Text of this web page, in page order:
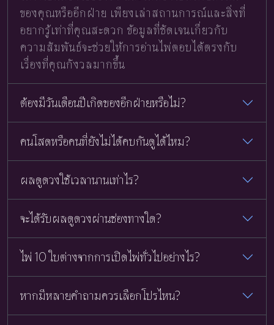
ของคุณหรืออีกฝ่าย เพียงเล่าสถานการณ์และสิ่งที่
อยากรู้เท่าที่คุณสะดวก ข้อมูลที่ชัดเจนเกี่ยวกับ
ความสัมพันธ์จะช่วยให้การอ่านไพ่ตอบได้ตรงกับ
เรื่องที่คุณกังวลมากขึ้น
ต้องมีวันเดือนปีเกิดของอีกฝ่ายหรือไม่?
คนโสดหรือคนที่ยังไม่ได้คบกันดูได้ไหม?
ผลดูดวงใช้เวลานานเท่าไร?
จะได้รับผลดูดวงผ่านช่องทางใด?
ไพ่ 10 ใบต่างจากการเปิดไพ่ทั่วไปอย่างไร?
หากมีหลายคำถามควรเลือกโปรไหน?